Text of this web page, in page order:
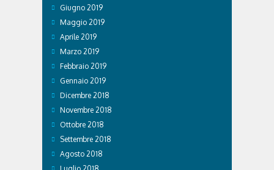
Giugno 2019
Maggio 2019
Aprile 2019
Marzo 2019
Febbraio 2019
Gennaio 2019
Dicembre 2018
Novembre 2018
Ottobre 2018
Settembre 2018
Agosto 2018